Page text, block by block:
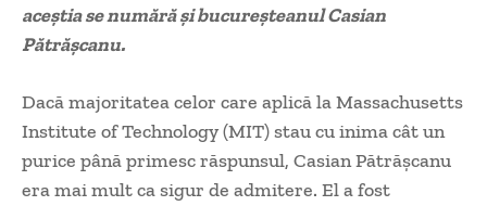
aceştia se numără şi bucureşteanul Casian
Pătrăşcanu.
Dacă majoritatea celor care aplică la Massachusetts
Institute of Technology (MIT) stau cu inima cât un
purice până primesc răspunsul, Casian Pătrăşcanu
era mai mult ca sigur de admitere. El a fost